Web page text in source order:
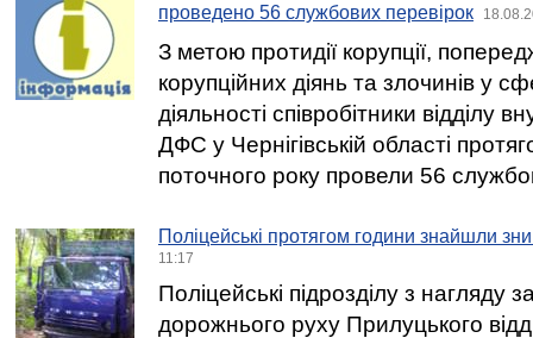
проведено 56 службових перевірок
З метою протидії корупції,
корупційних діянь та злочинів у
діяльності співробітники відділу
ДФС у Чернігівській області
поточного року провели 56
Поліцейські протягом години знайшли
11:17
Поліцейські підрозділу з нагляду
дорожнього руху Прилуцького